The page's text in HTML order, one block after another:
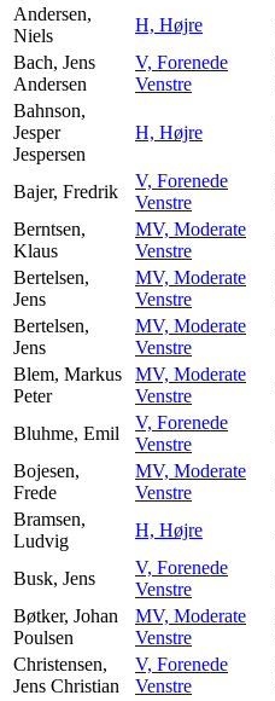
Andersen,
Niels
H, Højre
Bach, Jens
Andersen
V, Forenede
Venstre
Bahnson,
Jesper
Jespersen
H, Højre
Bajer, Fredrik
V, Forenede
Venstre
Berntsen,
Klaus
MV, Moderate
Venstre
Bertelsen,
Jens
MV, Moderate
Venstre
Bertelsen,
Jens
MV, Moderate
Venstre
Blem, Markus
Peter
MV, Moderate
Venstre
Bluhme, Emil
V, Forenede
Venstre
Bojesen,
Frede
MV, Moderate
Venstre
Bramsen,
Ludvig
H, Højre
Busk, Jens
V, Forenede
Venstre
Bøtker, Johan
Poulsen
MV, Moderate
Venstre
Christensen,
Jens Christian
V, Forenede
Venstre